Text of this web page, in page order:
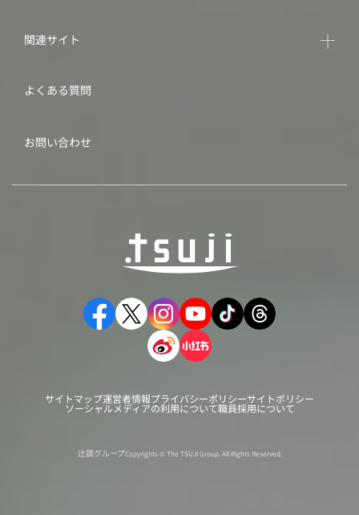
関連サイト
よくある質問
お問い合わせ
サイトマップ運営者情報プライバシーポリシーサイトポリシー
ソーシャルメディアの利用について職員採用について
辻調グループCopyrights © The TSUJI Group. All Rights Reserved.